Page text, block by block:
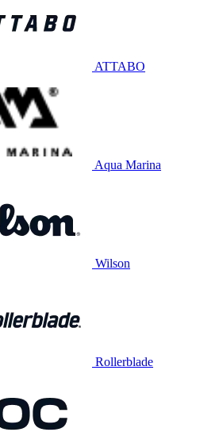
ATTABO
Aqua Marina
Wilson
Rollerblade